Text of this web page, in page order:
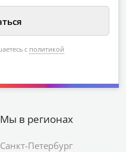
с политикой
Мы в регионах
Санкт-Петербург